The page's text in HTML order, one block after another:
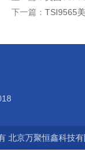
下一篇： TSI9565
北京万聚恒鑫科技